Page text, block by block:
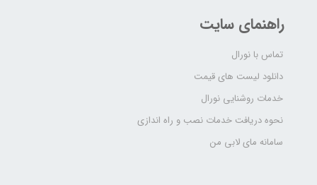
راهنمای سایت
تماس با نورال
دانلود لیست های قیمت
خدمات روشنایی نورال
نحوه دریافت خدمات نصب و راه اندازی
سامانه مای لابی من